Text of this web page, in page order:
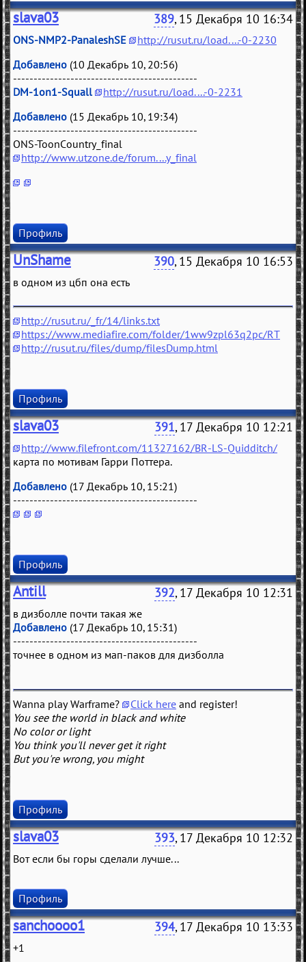
slava03 389, 15 Декабря 10 16:34
ONS-NMP2-PanaleshSE
http://rusut.ru/load....-0-2230
Добавлено (10 Декабрь 10, 20:56)
---------------------------------------------
DM-1on1-Squall
http://rusut.ru/load....-0-2231
Добавлено (15 Декабрь 10, 19:34)
---------------------------------------------
ONS-ToonCountry_final
http://www.utzone.de/forum....y_final
Профиль
UnShame 390, 15 Декабря 10 16:53
в одном из цбп она есть
http://rusut.ru/_fr/14/links.txt
https://www.mediafire.com/folder/1ww9zpl63q2pc/RT
http://rusut.ru/files/dump/filesDump.html
Профиль
slava03 391, 17 Декабря 10 12:21
http://www.filefront.com/11327162/BR-LS-Quidditch/
карта по мотивам Гарри Поттера.
Добавлено (17 Декабрь 10, 15:21)
---------------------------------------------
Профиль
Antill 392, 17 Декабря 10 12:31
в дизболле почти такая же
Добавлено (17 Декабрь 10, 15:31)
---------------------------------------------
точнее в одном из мап-паков для дизболла
Wanna play Warframe? Click here and register!
You see the world in black and white
No color or light
You think you'll never get it right
But you're wrong, you might
Профиль
slava03 393, 17 Декабря 10 12:32
Вот если бы горы сделали лучше...
Профиль
sanchoooo1 394, 17 Декабря 10 13:33
+1